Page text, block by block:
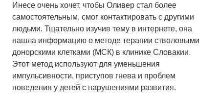
Инесе очень хочет, чтобы Оливер стал более
самостоятельным, смог контактировать с другими
людьми. Тщательно изучив тему в интернете, она
нашла информацию о методе терапии стволовыми
донорскими клетками (МСК) в клинике Словакии.
Этот метод используют для уменьшения
импульсивности, приступов гнева и проблем
поведения у детей с нарушениями развития.